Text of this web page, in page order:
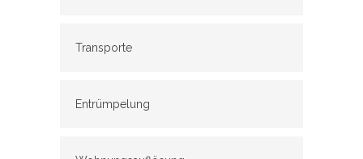
Transporte
Entrümpelung